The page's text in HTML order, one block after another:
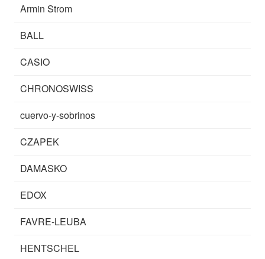
Armin Strom
BALL
CASIO
CHRONOSWISS
cuervo-y-sobrinos
CZAPEK
DAMASKO
EDOX
FAVRE-LEUBA
HENTSCHEL